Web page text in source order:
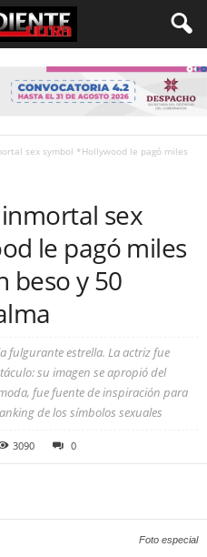
sex symbol *Hollywood le pagó miles
sex
le pagó miles
beso y 50
fulgurante estrella. La actriz fue
su imagen se apropió del
fue fuente de inspiración para
de los símbolos sexuales
3090 0
Foto especial